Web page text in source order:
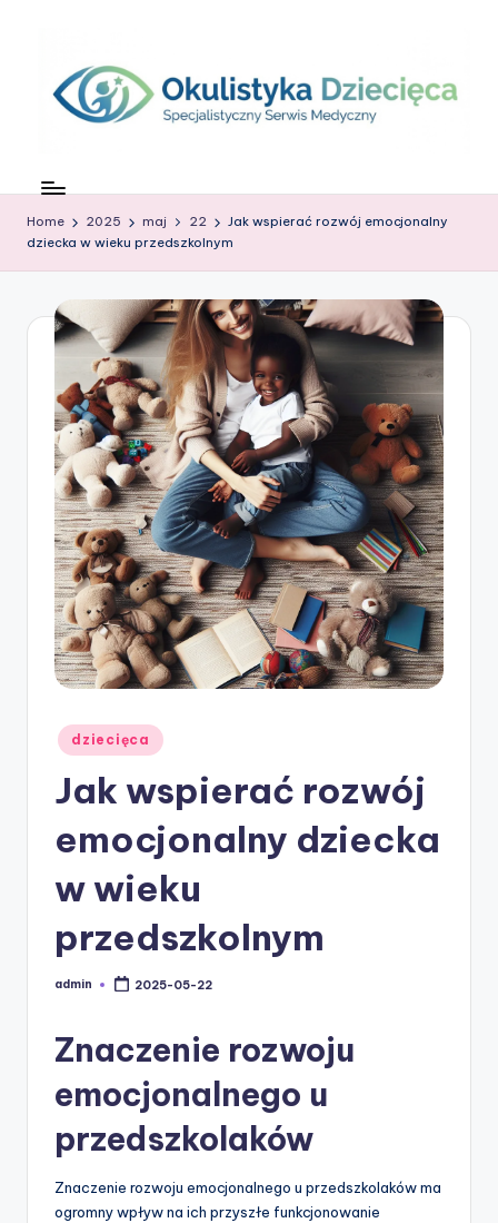
content
z
k
o
w
G
o
w
ie
Home 2025 maj 22
Jak wspierać rozwój emocjonalny
dziecka w wieku przedszkolnym
Posted
in
dziecięca
Jak wspierać rozwój
emocjonalny dziecka
w wieku
przedszkolnym
Posted
admin 2025-05-22
Znaczenie rozwoju
emocjonalnego u
przedszkolaków
Znaczenie rozwoju emocjonalnego u przedszkolaków ma
ogromny wpływ na ich przyszłe funkcjonowanie